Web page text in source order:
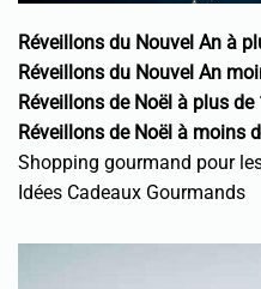
Réveillons du Nouvel An à
Réveillons du Nouvel An
Réveillons de Noël à plus de
Réveillons de Noël à moins
Shopping gourmand pour
Idées Cadeaux Gourmands